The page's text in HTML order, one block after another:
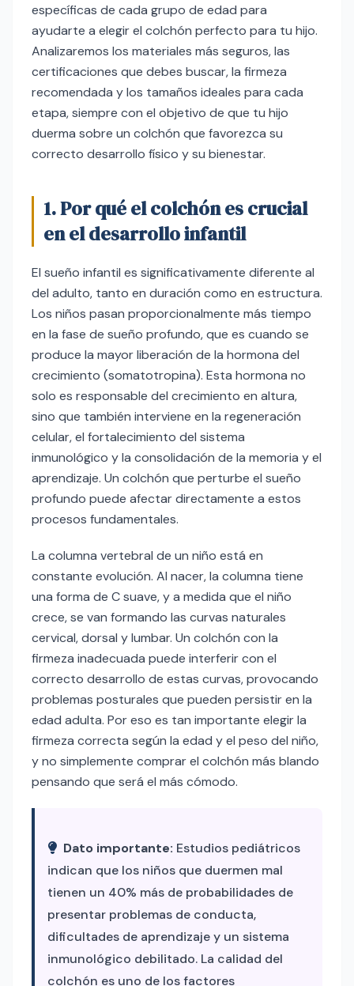
específicas de cada grupo de edad para
ayudarte a elegir el colchón perfecto para tu hijo.
Analizaremos los materiales más seguros, las
certificaciones que debes buscar, la firmeza
recomendada y los tamaños ideales para cada
etapa, siempre con el objetivo de que tu hijo
duerma sobre un colchón que favorezca su
correcto desarrollo físico y su bienestar.
1. Por qué el colchón es crucial
en el desarrollo infantil
El sueño infantil es significativamente diferente al
del adulto, tanto en duración como en estructura.
Los niños pasan proporcionalmente más tiempo
en la fase de sueño profundo, que es cuando se
produce la mayor liberación de la hormona del
crecimiento (somatotropina). Esta hormona no
solo es responsable del crecimiento en altura,
sino que también interviene en la regeneración
celular, el fortalecimiento del sistema
inmunológico y la consolidación de la memoria y el
aprendizaje. Un colchón que perturbe el sueño
profundo puede afectar directamente a estos
procesos fundamentales.
La columna vertebral de un niño está en
constante evolución. Al nacer, la columna tiene
una forma de C suave, y a medida que el niño
crece, se van formando las curvas naturales
cervical, dorsal y lumbar. Un colchón con la
firmeza inadecuada puede interferir con el
correcto desarrollo de estas curvas, provocando
problemas posturales que pueden persistir en la
edad adulta. Por eso es tan importante elegir la
firmeza correcta según la edad y el peso del niño,
y no simplemente comprar el colchón más blando
pensando que será el más cómodo.
Dato importante: Estudios pediátricos
indican que los niños que duermen mal
tienen un 40% más de probabilidades de
presentar problemas de conducta,
dificultades de aprendizaje y un sistema
inmunológico debilitado. La calidad del
colchón es uno de los factores